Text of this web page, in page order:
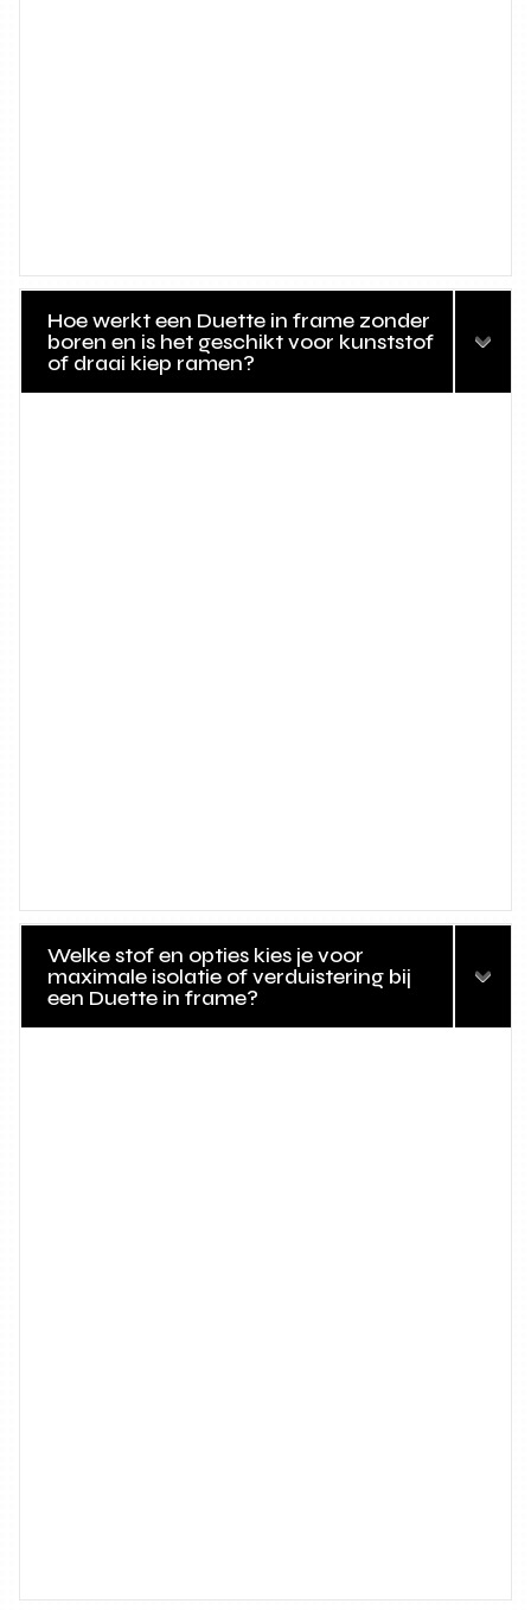
Hoe werkt een Duette in frame zonder
boren en is het geschikt voor kunststof
of draai kiep ramen?
Welke stof en opties kies je voor
maximale isolatie of verduistering bij
een Duette in frame?